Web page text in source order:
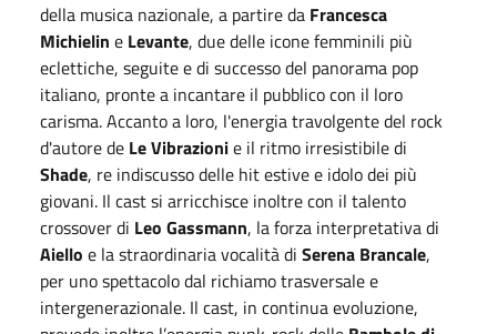
della musica nazionale, a partire da Francesca
Michielin e Levante, due delle icone femminili più
eclettiche, seguite e di successo del panorama pop
italiano, pronte a incantare il pubblico con il loro
carisma. Accanto a loro, l'energia travolgente del rock
d'autore de Le Vibrazionie il ritmo irresistibile di
Shade, re indiscusso delle hit estive e idolo dei più
giovani. Il cast si arricchisce inoltre con il talento
crossover di Leo Gassmann, la forza interpretativa di
Aiello e la straordinaria vocalità di Serena Brancale,
per uno spettacolo dal richiamo trasversale e
intergenerazionale. Il cast, in continua evoluzione,